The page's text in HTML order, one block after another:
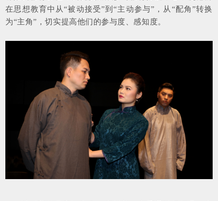
在思想教育中从“被动接受”到“主动参与”，从“配角”转换
为“主角”，切实提高他们的参与度、感知度。